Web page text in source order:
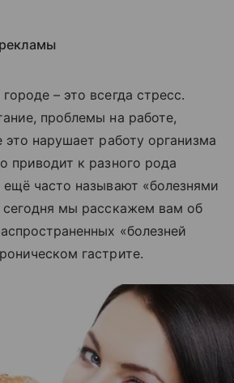
– это всегда стресс.
проблемы на работе,
это нарушает работу организма
приводит к разного рода
ещё часто называют «болезнями
мы расскажем вам об
«болезней
гастрите.